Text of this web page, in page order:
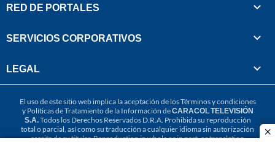
RED DE PORTALES
SERVICIOS CORPORATIVOS
LEGAL
El uso de este sitio web implica la aceptación de losTérminos y condiciones
y Políticas de Tratamiento de la Información deCARACOL TELEVISIÓN
S.A.Todos los Derechos Reservados D.R.A. Prohibida su reproducción
total o parcial, así como su traducción a cualquier idioma sin autorización
escrita de su titular. Reproduction in whole or in part, or translation